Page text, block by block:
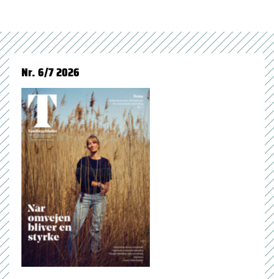
Nr. 6/7 2026